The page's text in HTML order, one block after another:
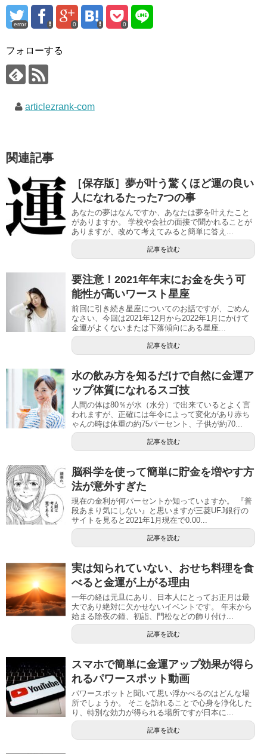
error 0 0
フォローする
articlezrank-com
関連記事
［保存版］夢が叶う驚くほど運の良い
人になれるたった7つの事
あなたの夢はなんですか、あなたは夢を叶えたこと
がありますか。 学校や会社の面接で聞かれることが
ありますが、改めて考えてみると簡単に答え...
記事を読む
要注意！2021年年末にお金を失う可
能性が高いワースト星座
前回に引き続き星座についてのお話ですが、ごめん
なさい、今回は2021年12月から2022年1月にかけて
金運がよくないまたは下落傾向にある星座...
記事を読む
水の飲み方を知るだけで自然に金運ア
ップ体質になれるスゴ技
人間の体は80％が水（水分）で出来ているとよく言
われますが、正確には年令によって変化があり赤ち
ゃんの時は体重の約75パーセント、子供が約70...
記事を読む
脳科学を使って簡単に貯金を増やす方
法が意外すぎた
現在の金利が何パーセントか知っていますか。 『普
段あまり気にしない』と思いますが三菱UFJ銀行の
サイトを見ると2021年1月現在で0.00...
記事を読む
実は知られていない、おせち料理を食
べると金運が上がる理由
一年の経は元旦にあり、日本人にとってお正月は最
大であり絶対に欠かせないイベントです。 年末から
始まる除夜の鐘、初詣、門松などの飾り付け...
記事を読む
スマホで簡単に金運アップ効果が得ら
れるパワースポット動画
パワースポットと聞いて思い浮かべるのはどんな場
所でしょうか。 そこを訪れることで心身を浄化した
り、特別な効力が得られる場所ですが日本に...
記事を読む